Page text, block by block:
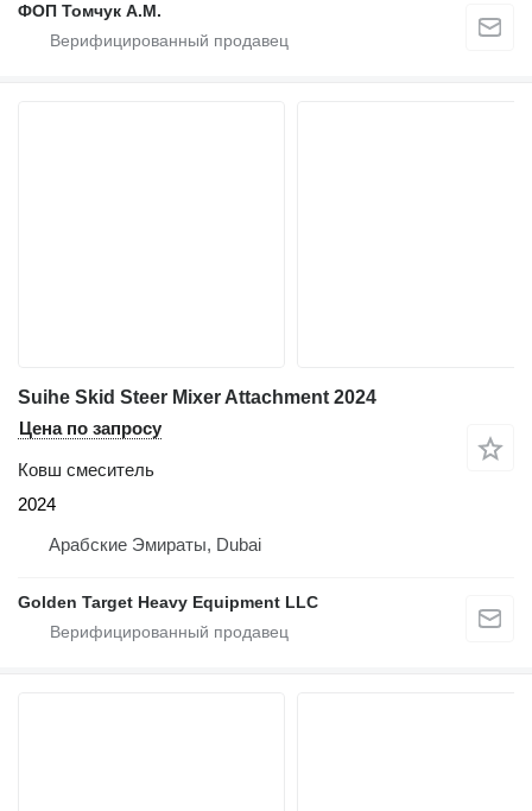
ФОП Томчук А.М.
Suihe Skid Steer Mixer Attachment 2024
Цена по запросу
Ковш смеситель
2024
Арабские Эмираты, Dubai
Golden Target Heavy Equipment LLC